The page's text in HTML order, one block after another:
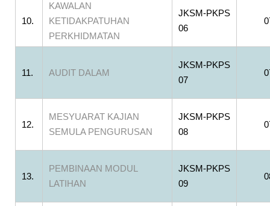
10.
KAWALAN
KETIDAKPATUHAN
PERKHIDMATAN
JKSM-PKPS
06
11. AUDIT DALAM
JKSM-PKPS
07
12.
MESYUARAT KAJIAN
SEMULA PENGURUSAN
JKSM-PKPS
08
13.
PEMBINAAN MODUL
LATIHAN
JKSM-PKPS
09